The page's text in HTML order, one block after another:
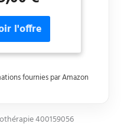
de batterie
et 5 heures.
: design compact
(50 g). Pratique :
aux porteurs
fournies par Amazon
400159056